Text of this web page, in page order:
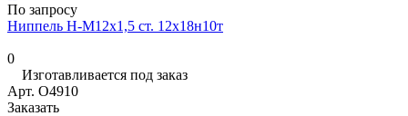
По запросу
Ниппель Н-М12х1,5 ст. 12х18н10т
0
Изготавливается под заказ
Арт. O4910
Заказать